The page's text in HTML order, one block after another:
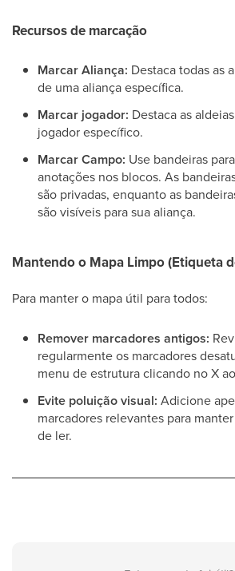
Recursos de marcação
Marcar Aliança: Destaca todas as
de uma aliança específica.
Marcar jogador: Destaca as
jogador específico.
Marcar Campo: Use bandeiras
anotações nos blocos. As
são privadas, enquanto as
são visíveis para sua aliança.
Mantendo o Mapa Limpo (Etiqueta
Para manter o mapa útil para todos:
Remover marcadores antigos:
regularmente os marcadores
menu de estrutura clicando no X
Evite poluição visual: Adicione
marcadores relevantes para
de ler.